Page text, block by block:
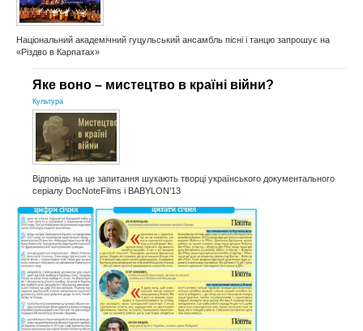
Національний академічний гуцульський ансамбль пісні і танцю запрошує на
«Різдво в Карпатах»
Яке воно – мистецтво в країні війни?
Культура
Відповідь на це запитання шукають творці українського документального
серіалу DocNoteFilms і BABYLON’13